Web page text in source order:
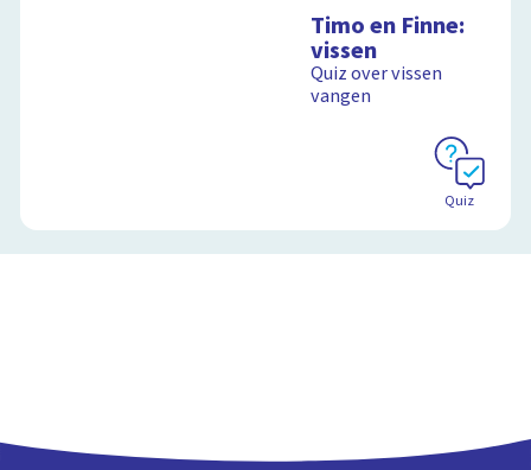
Timo en Finne:
vissen
Quiz over vissen
vangen
Quiz